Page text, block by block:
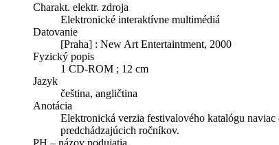
Charakt. elektr. zdroja
Elektronické interaktívne multimédiá
Datovanie
[Praha] : New Art Entertaintment, 2000
Fyzický popis
1 CD-ROM ; 12 cm
Jazyk
čeština, angličtina
Anotácia
Elektronická verzia festivalového katalógu
predchádzajúcich ročníkov.
PH – názov podujatia